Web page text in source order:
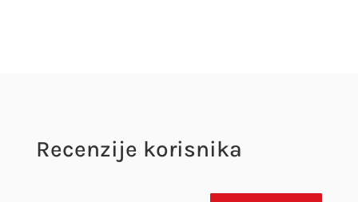
Recenzije korisnika